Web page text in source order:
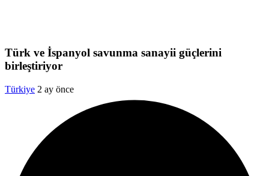
Türk ve İspanyol savunma sanayii güçlerini
birleştiriyor
Türkiye 2 ay önce